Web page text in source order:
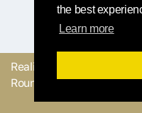
the best
Learn more
Realizzato con
Round Robin team